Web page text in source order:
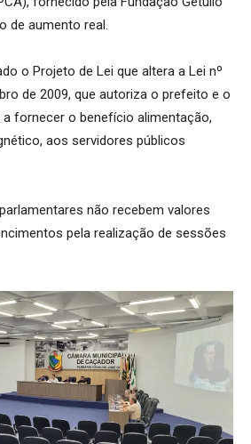
de aumento real.
o Projeto de Lei que altera a Lei nº
de 2009, que autoriza o prefeito e o
fornecer o benefício alimentação,
aos servidores públicos
não recebem valores
pela realização de sessões